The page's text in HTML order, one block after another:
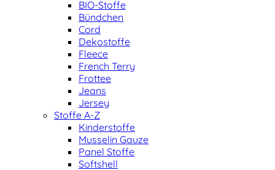
BIO-Stoffe
Bündchen
Cord
Dekostoffe
Fleece
French Terry
Frottee
Jeans
Jersey
Stoffe A-Z
Kinderstoffe
Musselin Gauze
Panel Stoffe
Softshell